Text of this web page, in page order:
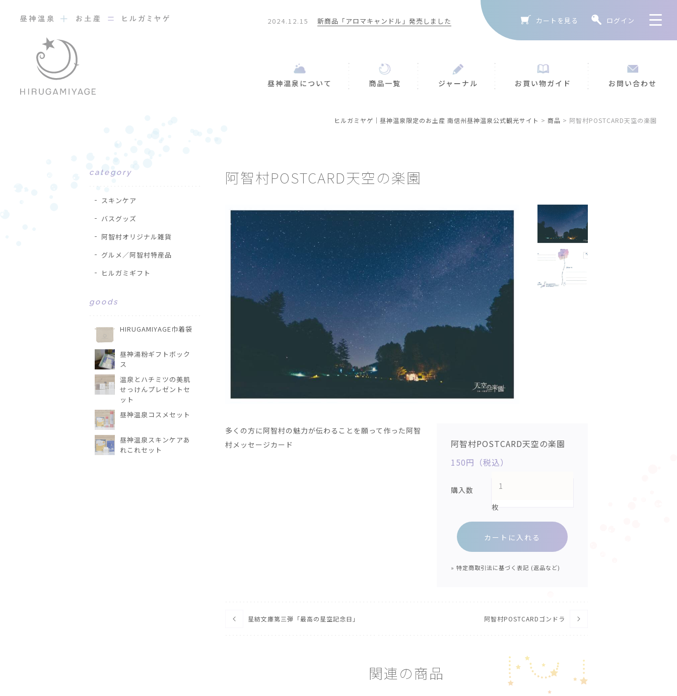
2024.12.15
新商品「アロマキャンドル」発売しました
昼神温泉について 商品一覧 ジャーナル お買い物ガイド お問い合わせ
カートを見る ログイン
ヒルガミヤゲ｜昼神温泉限定のお土産 南信州昼神温泉公式観光サイト > 商品 > 阿智村POSTCARD天空の楽園
阿智村POSTCARD天空の楽園
阿智村POSTCARD天空の楽園
150円（税込）
購入数
枚
» 特定商取引法に基づく表記 (返品など)
多くの方に阿智村の魅力が伝わることを願って作った阿智
村メッセージカード
星紡文庫第三弾「最高の星空記念日」 阿智村POSTCARDゴンドラ
関連の商品
category
スキンケア
バスグッズ
阿智村オリジナル雑貨
グルメ／阿智村特産品
ヒルガミギフト
goods
HIRUGAMIYAGE巾着袋
昼神湯粉ギフトボック
ス
温泉とハチミツの美肌
せっけんプレゼントセ
ット
昼神温泉コスメセット
昼神温泉スキンケアあ
れこれセット